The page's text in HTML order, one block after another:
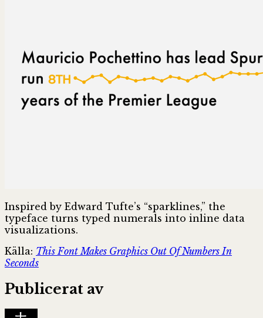
Inspired by Edward Tufte’s “sparklines,” the
typeface turns typed numerals into inline data
visualizations.
Källa: This Font Makes Graphics Out Of Numbers In
Seconds
Publicerat av